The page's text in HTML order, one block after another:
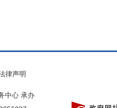
律声明
中心 承办